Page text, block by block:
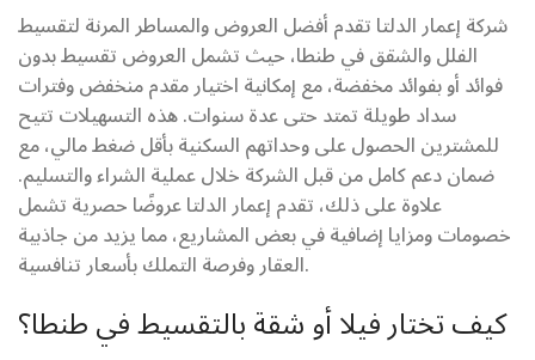
شركة إعمار الدلتا تقدم أفضل العروض والمساطر المرنة لتقسيط
الفلل والشقق في طنطا، حيث تشمل العروض تقسيط بدون
فوائد أو بفوائد مخفضة، مع إمكانية اختيار مقدم منخفض وفترات
سداد طويلة تمتد حتى عدة سنوات. هذه التسهيلات تتيح
للمشترين الحصول على وحداتهم السكنية بأقل ضغط مالي، مع
ضمان دعم كامل من قبل الشركة خلال عملية الشراء والتسليم.
علاوة على ذلك، تقدم إعمار الدلتا عروضًا حصرية تشمل
خصومات ومزايا إضافية في بعض المشاريع، مما يزيد من جاذبية
العقار وفرصة التملك بأسعار تنافسية.
كيف تختار فيلا أو شقة بالتقسيط في طنطا؟